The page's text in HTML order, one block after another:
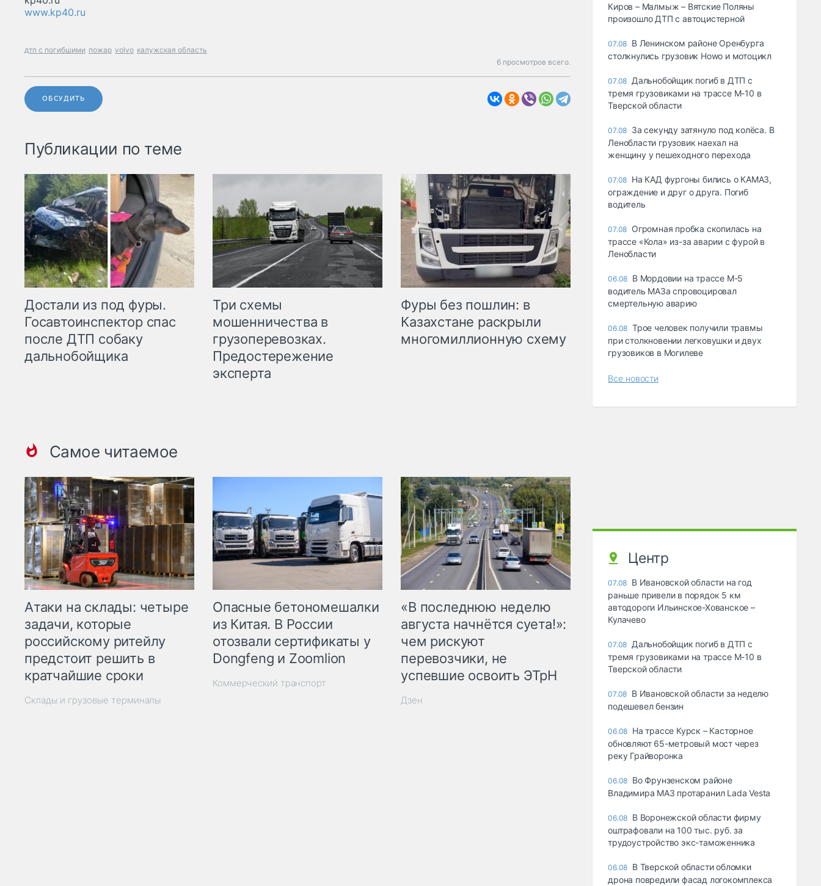
www.kp40.ru
дтп с погибшими пожар volvo калужская область
6 просмотров всего.
ОБСУДИТЬ
Публикации по теме
Достали из под фуры.
Госавтоинспектор спас
после ДТП собаку
дальнобойщика
Три схемы
мошенничества в
грузоперевозках.
Предостережение
эксперта
Фуры без пошлин: в
Казахстане раскрыли
многомиллионную схему
Самое читаемое
Атаки на склады: четыре
задачи, которые
российскому ритейлу
предстоит решить в
кратчайшие сроки
Склады и грузовые терминалы
Опасные бетономешалки
из Китая. В России
отозвали сертификаты у
Dongfeng и Zoomlion
Коммерческий транспорт
«В последнюю неделю
августа начнётся суета!»:
чем рискуют
перевозчики, не
успевшие освоить ЭТрН
Дзен
Киров – Малмыж – Вятские Поляны
произошло ДТП с автоцистерной
07.08 В Ленинском районе Оренбурга
столкнулись грузовик Howo и мотоцикл
07.08 Дальнобойщик погиб в ДТП с
тремя грузовиками на трассе М-10 в
Тверской области
07.08 За секунду затянуло под колёса. В
Ленобласти грузовик наехал на
женщину у пешеходного перехода
07.08 На КАД фургоны бились о КАМАЗ,
ограждение и друг о друга. Погиб
водитель
07.08 Огромная пробка скопилась на
трассе «Кола» из-за аварии с фурой в
Ленобласти
06.08 В Мордовии на трассе М-5
водитель МАЗа спровоцировал
смертельную аварию
06.08 Трое человек получили травмы
при столкновении легковушки и двух
грузовиков в Могилеве
Все новости
Центр
07.08 В Ивановской области на год
раньше привели в порядок 5 км
автодороги Ильинское-Хованское –
Кулачево
07.08 Дальнобойщик погиб в ДТП с
тремя грузовиками на трассе М-10 в
Тверской области
07.08 В Ивановской области за неделю
подешевел бензин
06.08 На трассе Курск – Касторное
обновляют 65-метровый мост через
реку Грайворонка
06.08 Во Фрунзенском районе
Владимира МАЗ протаранил Lada Vesta
06.08 В Воронежской области фирму
оштрафовали на 100 тыс. руб. за
трудоустройство экс-таможенника
06.08 В Тверской области обломки
дрона повредили фасад логокомплекса